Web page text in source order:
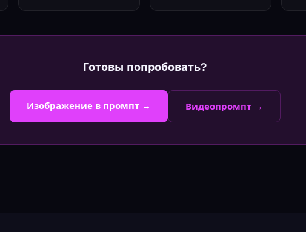
Готовы попробовать?
Изображение в промпт → Видеопромпт →